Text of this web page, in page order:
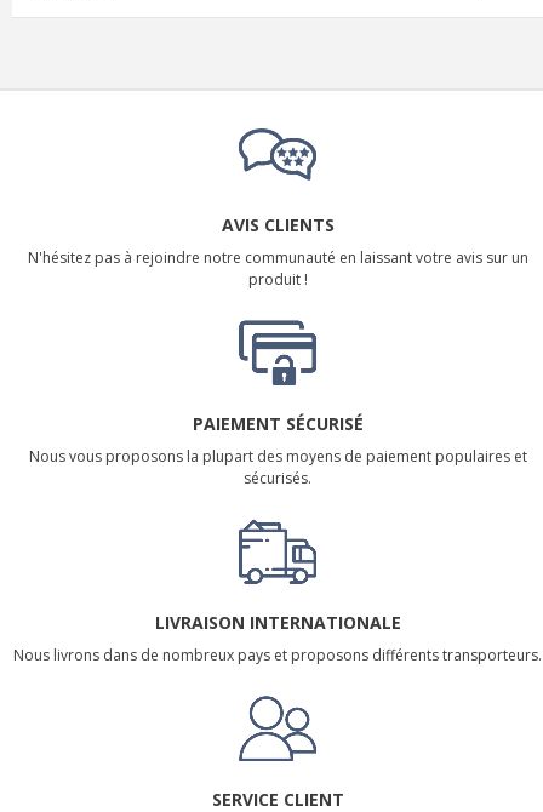
AVIS CLIENTS
N'hésitez pas à rejoindre notre communauté en laissant votre avis sur un
produit !
PAIEMENT SÉCURISÉ
Nous vous proposons la plupart des moyens de paiement populaires et
sécurisés.
LIVRAISON INTERNATIONALE
Nous livrons dans de nombreux pays et proposons différents transporteurs.
SERVICE CLIENT